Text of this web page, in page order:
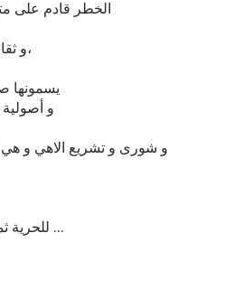
الخطر قادم على
و ثقافة القطيع و العبيد،
يسمونها
و
و شورى و تشريع الاهي و هي
للحرية ثمن يجب دفعه و الا ...